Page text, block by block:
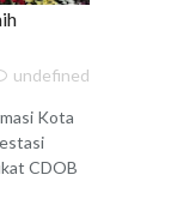
undefined
Kota
CDOB